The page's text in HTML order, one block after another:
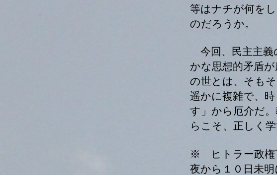
等はナチが何を
のだろうか。
今回、民主主義
かな思想的矛盾
の世とは、そも
遥かに複雑で、
す」から厄介だ
らこそ、正しく
※ ヒトラー政権
夜から１０日未